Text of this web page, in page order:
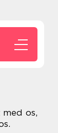
os,